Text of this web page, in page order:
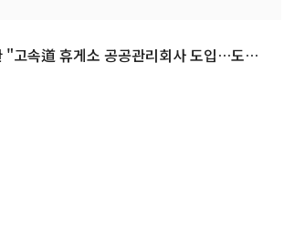
"고속道 휴게소 공공관리회사 도입…도공